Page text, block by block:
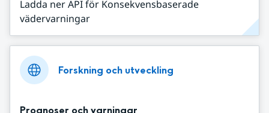
Ladda ner API för Konsekvensbaserade
vädervarningar
Forskning och utveckling